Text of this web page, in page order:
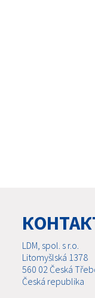
LDM, spol. s r.o.
Litomyšlská 1378
560 02 Česká
Česká republika